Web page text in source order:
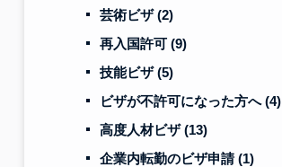
芸術ビザ(2)
再入国許可 (9)
技能ビザ(5)
ビザが不許可になった方へ(4)
高度人材ビザ(13)
企業内転勤のビザ申請 (1)